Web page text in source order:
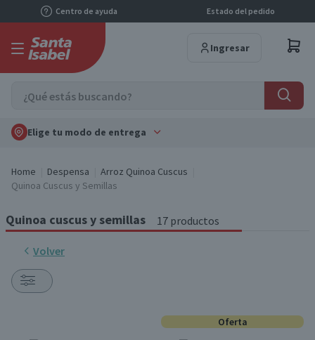
Centro de ayuda Estado del pedido
Ingresar
Elige tu modo de entrega
Home Despensa
Arroz Quinoa Cuscus
Quinoa Cuscus y Semillas
Quinoa cuscus y semillas 17 productos
Volver
Oferta